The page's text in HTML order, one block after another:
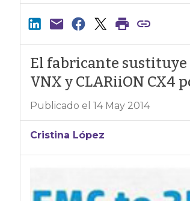
El fabricante sustituye
VNX y CLARiiON CX4
Publicado el 14 May 2014
Cristina López